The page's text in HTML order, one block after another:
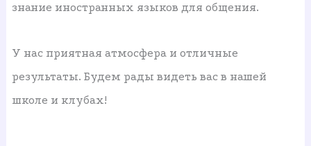
знание иностранных языков для общения.
У нас приятная атмосфера и отличные
результаты. Будем рады видеть вас в нашей
школе и клубах!